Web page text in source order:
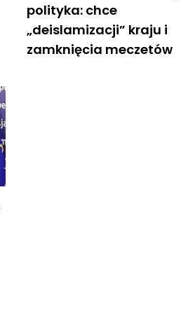
polityka: chce
„deislamizacji” kraju i
zamknięcia meczetów